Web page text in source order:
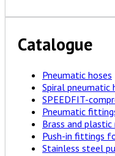
Catalogue
Pneumatic hoses
Spiral pneumatic
SPEEDFIT-
Pneumatic
Brass and
Push-in fittings
Stainless steel